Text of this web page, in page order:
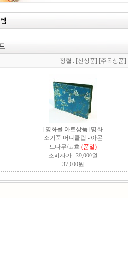
정렬 : [신상품] [주목상품]
[명화몰 아트상품] 명화
소가죽 머니클립 - 아몬
드나무/고흐 (품절)
소비자가 : 39,000원
37,000원